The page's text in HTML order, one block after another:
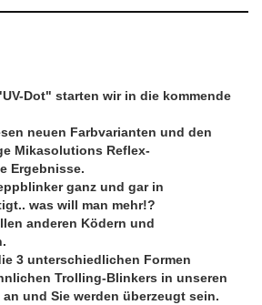
Dot" starten wir in die kommende
neuen Farbvarianten und den
Mikasolutions Reflex-
Ergebnisse.
ganz und gar in
was will man mehr!?
anderen Ködern und
3 unterschiedlichen Formen
Trolling-Blinkers in unseren
an und Sie werden überzeugt sein.